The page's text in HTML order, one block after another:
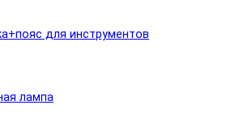
для инструментов
лампа